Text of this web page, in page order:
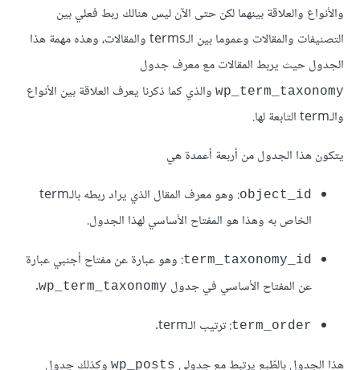
والأنواع والعلاقة بينهما لكن حتى الآن ليس هنالك ربط فعلي بين
التصنيفات والمقالات وعموما بين الـterms والمقالات، وهذه مهمة هذا
الجدول حيث يربط المقالات مع معرف جدول
wp_term_taxonomy والذي كما ذكرنا يعرف العلاقة بين الأنواع
والـterm التابعة لها.
يتكون هذا الجدول من أربعة أعمدة هي
object_id
: وهو معرف المقال الذي يراد ربطه بالـterm
الخاص به وهذا هو المفتاح الأساسي لهذا الجدول.
term_taxonomy_id: وهو عبارة عن مفتاح أجنبي عبارة
عن المفتاح الأساسي في جدول wp_term_taxonomy
.
term_order: ترتيب الـterm.
هذا الجدول بالطّبع يرتبط مع جدولي wp_posts وكذلك جدول